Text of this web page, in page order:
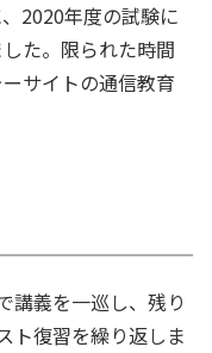
2020年度の試験に
た。限られた時間
サイトの通信教育
講義を一巡し、残り
ト復習を繰り返しま